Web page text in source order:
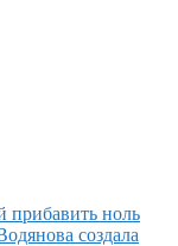
прибавить ноль
создала